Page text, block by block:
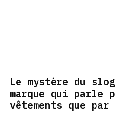
Le mystère du
marque qui parle
vêtements que par